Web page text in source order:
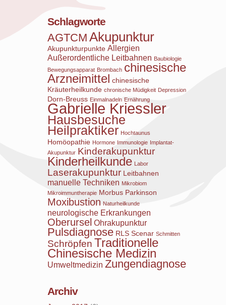
Schlagworte
AGTCM Akupunktur
Akupunkturpunkte Allergien
Außerordentliche Leitbahnen Baubiologie
Bewegungsapparat Brombach chinesische
Arzneimittel chinesische
Kräuterheilkunde chronische Müdigkeit Depression
Dorn-Breuss Einmalnadeln Ernährung
Gabrielle Kriessler
Hausbesuche
Heilpraktiker Hochtaunus
Homöopathie Hormone Immunologie Implantat-
Akupunktur Kinderakupunktur
Kinderheilkunde Labor
Laserakupunktur Leitbahnen
manuelle Techniken Mikrobiom
Mikroimmuntherapie Morbus Parkinson
Moxibustion Naturheilkunde
neurologische Erkrankungen
Oberursel Ohrakupunktur
Pulsdiagnose RLS Scenar Schmitten
Schröpfen Traditionelle
Chinesische Medizin
Umweltmedizin Zungendiagnose
Archiv